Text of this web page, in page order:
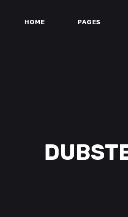
HOME PAGES